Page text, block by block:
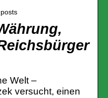
Welt –
versucht, einen